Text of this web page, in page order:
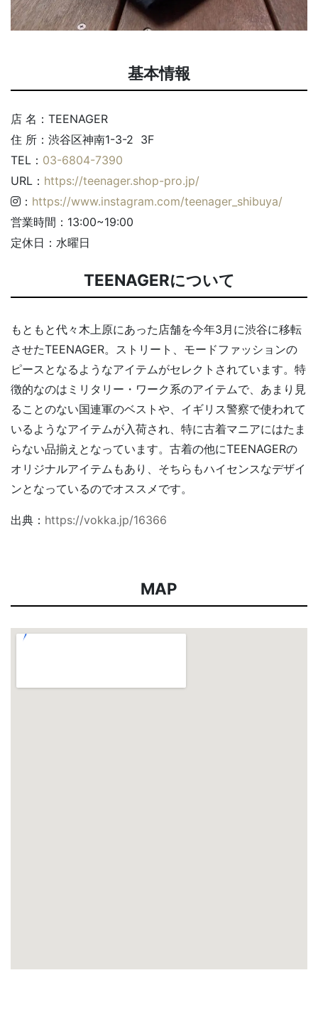
基本情報
店 名：TEENAGER
住 所：渋谷区神南1-3-2 3F
TEL： 03-6804-7390
URL： https://teenager.shop-pro.jp/
： https://www.instagram.com/teenager_shibuya/
営業時間：13:00~19:00
定休日：水曜日
TEENAGERについて
もともと代々木上原にあった店舗を今年3月に渋谷に移転
させたTEENAGER。ストリート、モードファッションの
ピースとなるようなアイテムがセレクトされています。特
徴的なのはミリタリー・ワーク系のアイテムで、あまり見
ることのない国連軍のベストや、イギリス警察で使われて
いるようなアイテムが入荷され、特に古着マニアにはたま
らない品揃えとなっています。古着の他にTEENAGERの
オリジナルアイテムもあり、そちらもハイセンスなデザイ
ンとなっているのでオススメです。
出典： https://vokka.jp/16366
MAP